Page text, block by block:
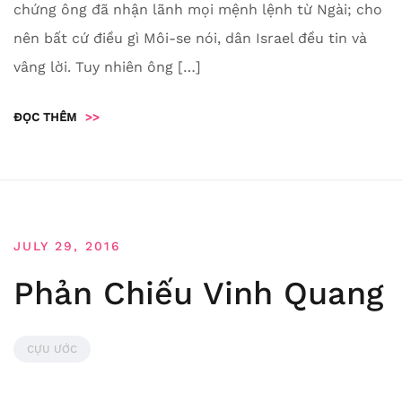
chứng ông đã nhận lãnh mọi mệnh lệnh từ Ngài; cho
nên bất cứ điều gì Môi-se nói, dân Israel đều tin và
vâng lời. Tuy nhiên ông […]
ĐỌC THÊM >>
JULY 29, 2016
Phản Chiếu Vinh Quang
CỰU ƯỚC